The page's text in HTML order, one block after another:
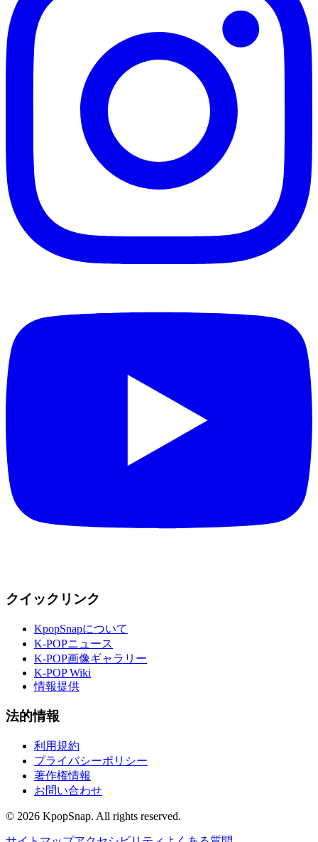
クイックリンク
KpopSnapについて
K-POPニュース
K-POP画像ギャラリー
K-POP Wiki
情報提供
法的情報
利用規約
プライバシーポリシー
著作権情報
お問い合わせ
© 2026 KpopSnap. All rights reserved.